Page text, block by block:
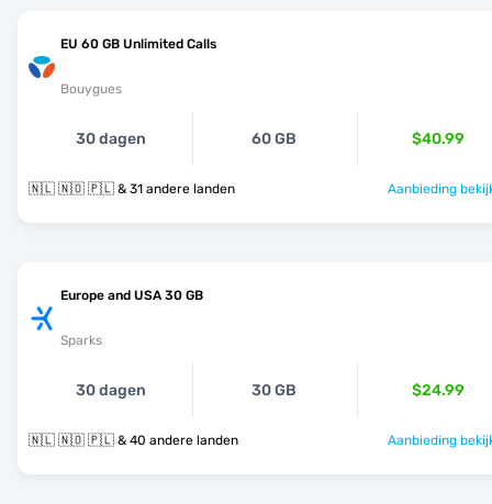
EU 60 GB Unlimited Calls
Bouygues
30 dagen 60 GB $40.99
🇳🇱 🇳🇴 🇵🇱 & 31 andere landen Aanbieding
Europe and USA 30 GB
Sparks
30 dagen 30 GB $24.99
🇳🇱 🇳🇴 🇵🇱 & 40 andere landen Aanbieding